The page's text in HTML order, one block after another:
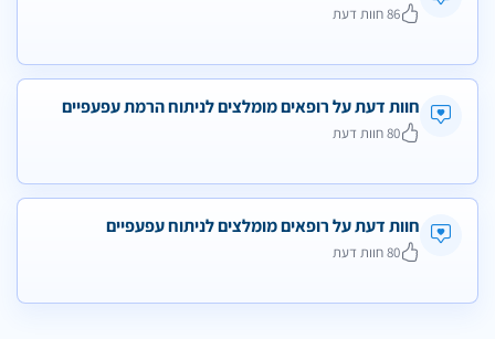
86 חוות דעת
חוות דעת על רופאים מומלצים לניתוח הרמת עפעפיים
80 חוות דעת
חוות דעת על רופאים מומלצים לניתוח עפעפיים
80 חוות דעת